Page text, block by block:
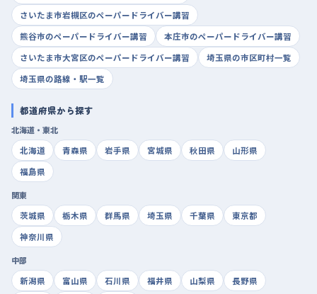
さいたま市岩槻区のペーパードライバー講習
熊谷市のペーパードライバー講習
本庄市のペーパードライバー講習
さいたま市大宮区のペーパードライバー講習
埼玉県の市区町村一覧
埼玉県の路線・駅一覧
都道府県から探す
北海道・東北
北海道
青森県 岩手県 宮城県 秋田県
山形県
福島県
関東
茨城県
栃木県 群馬県 埼玉県 千葉県
東京都
神奈川県
中部
新潟県
富山県 石川県 福井県 山梨県
長野県